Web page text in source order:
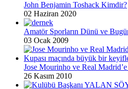
John Benjamin Toshack Kimdir?
02 Haziran 2020
Amatör Sporların Dünü ve
03 Ocak 2009
Jose Mourinho ve Real Madrid’e
26 Kasım 2010